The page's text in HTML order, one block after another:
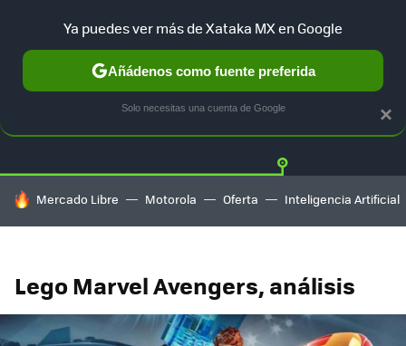
Twitter
HOY SE HABLA DE
Mercado Libre Motorola Oferta Inteligencia Artificial
Lego Marvel Avengers, análisis
×
Ya puedes ver más de Xataka MX en Google
Añádenos como fuente preferida
Solo necesitas una cuenta de Google